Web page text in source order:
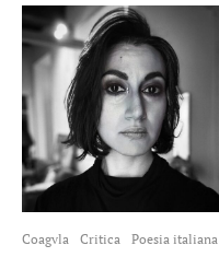
Coagvla Critica Poesia italiana